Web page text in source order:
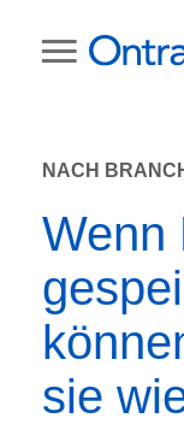
NACH
Wenn
sie